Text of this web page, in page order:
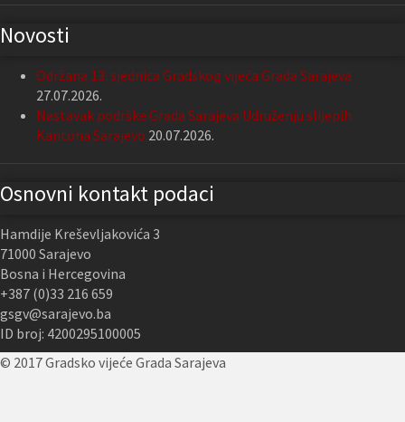
Novosti
Održana 13. sjednica Gradskog vijeća Grada Sarajeva
27.07.2026.
Nastavak podrške Grada Sarajeva Udruženju slijepih
Kantona Sarajevo 20.07.2026.
Osnovni kontakt podaci
Hamdije Kreševljakovića 3
71000 Sarajevo
Bosna i Hercegovina
+387 (0)33 216 659
gsgv@sarajevo.ba
ID broj: 4200295100005
© 2017 Gradsko vijeće Grada Sarajeva